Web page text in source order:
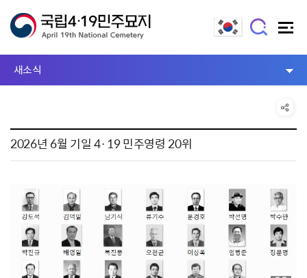
새소식
2026년 6월 기일 4·19 민주영령 20위